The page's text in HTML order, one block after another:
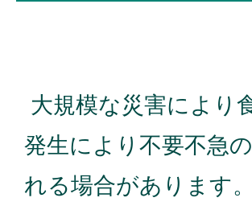
大規模な災害により
発生により不要不急
れる場合があります。